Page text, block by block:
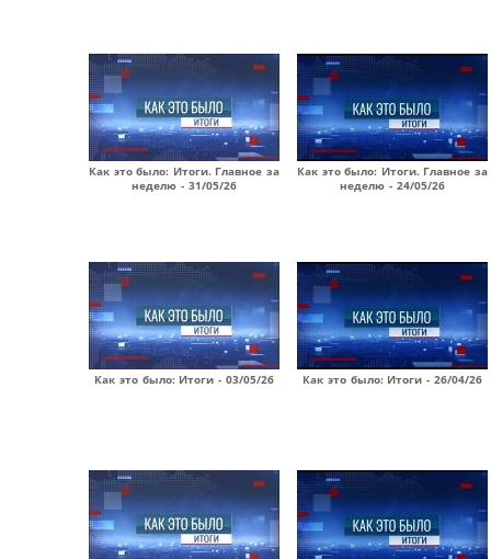
Как это было: Итоги. Главное за
неделю - 31/05/26
Как это было: Итоги. Главное за
неделю - 24/05/26
Как это было: Итоги - 03/05/26 Как это было: Итоги - 26/04/26